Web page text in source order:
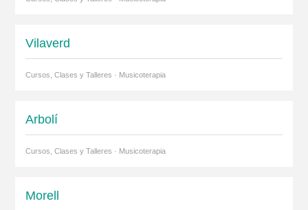
Vilaverd
Cursos, Clases y Talleres · Musicoterapia
Arbolí
Cursos, Clases y Talleres · Musicoterapia
Morell